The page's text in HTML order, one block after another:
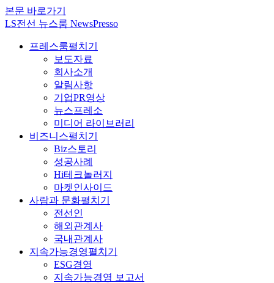
본문 바로가기
LS전선 뉴스룸 NewsPresso
프레스룸펼치기
보도자료
회사소개
알림사항
기업PR영상
뉴스프레소
미디어 라이브러리
비즈니스펼치기
Biz스토리
성공사례
Hi테크놀러지
마켓인사이드
사람과 문화펼치기
전선인
해외관계사
국내관계사
지속가능경영펼치기
ESG경영
지속가능경영 보고서